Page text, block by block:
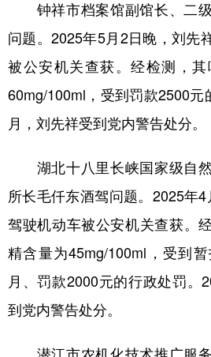
山东 河南
广东 广西
四川 贵州
陕西 甘肃
多语种频道
English Español
钟祥市档案馆副馆长、二级
问题。2025年5月2日晚，刘先
被公安机关查获。经检测，
60mg/100ml，受到罚款2500元
月，刘先祥受到党内警告处分。
湖北十八里长峡国家级自然
所长毛仟东酒驾问题。2025年
驾驶机动车被公安机关查获。
精含量为45mg/100ml，受到
月、罚款2000元的行政处罚。
到党内警告处分。
潜江市农机化技术推广服务